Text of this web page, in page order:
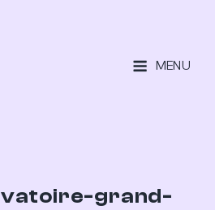
MENU
grand-